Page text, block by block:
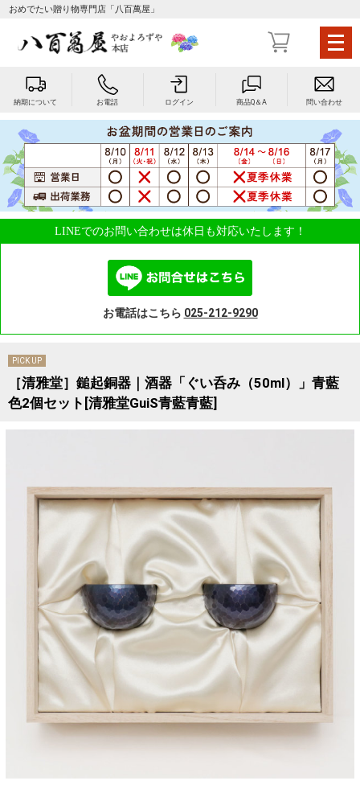
メ
ニ
ー
を
開
く
おめでたい贈り物専門店「八百萬屋」
納期について お電話 ログイン 商品Q＆A 問い合わせ
LINEでのお問い合わせは休日も対応いたします！
お電話はこちら 025-212-9290
PICK UP
［清雅堂］鎚起銅器｜酒器「ぐい呑み（50ml）」青藍
色2個セット[清雅堂GuiS青藍青藍]